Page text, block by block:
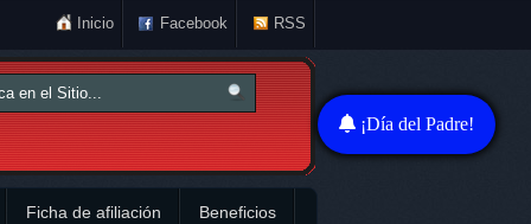
Inicio Facebook RSS
Ficha de afiliación Beneficios
¡Día del Padre!